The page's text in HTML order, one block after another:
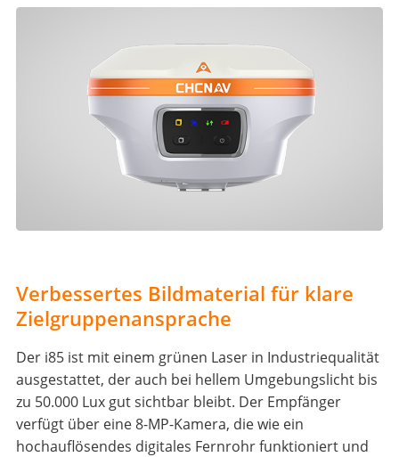
Verbessertes Bildmaterial für klare
Zielgruppenansprache
Der i85 ist mit einem grünen Laser in Industriequalität
ausgestattet, der auch bei hellem Umgebungslicht bis
zu 50.000 Lux gut sichtbar bleibt. Der Empfänger
verfügt über eine 8-MP-Kamera, die wie ein
hochauflösendes digitales Fernrohr funktioniert und